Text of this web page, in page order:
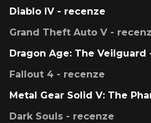
Diablo IV - recenze
Grand Theft Auto V -
Dragon Age: The Veilguard
Fallout 4 - recenze
Metal Gear Solid V: The
Dark Souls - recenze